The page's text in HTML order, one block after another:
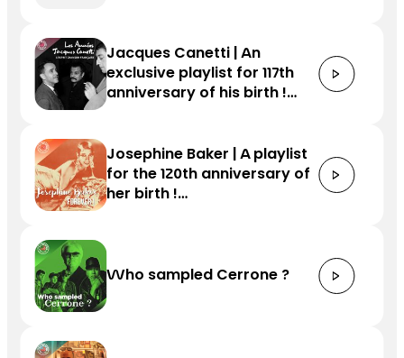
Jacques Canetti | An
exclusive playlist for 117th
anniversary of his birth !…
Josephine Baker | A playlist
for the 120th anniversary of
her birth !…
Who sampled Cerrone ?